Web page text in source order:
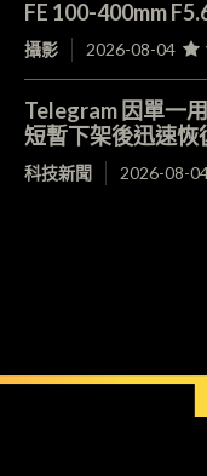
FE 100-400mm
攝影 2026-08-04
Telegram 因單一
短暫下架後迅速恢
科技新聞 2026-08-